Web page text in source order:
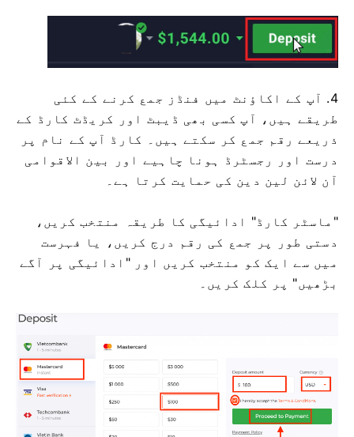
4. آپ کے اکاؤنٹ میں فنڈز جمع کرنے کے کئی
طریقے ہیں، آپ کسی بھی ڈیبٹ اور کریڈٹ کارڈ کے
ذریعے رقم جمع کر سکتے ہیں۔ کارڈ آپ کے نام پر
درست اور رجسٹرڈ ہونا چاہیے اور بین الاقوامی
آن لائن لین دین کی حمایت کرتا ہے۔
"ماسٹر کارڈ" ادائیگی کا طریقہ منتخب کریں،
دستی طور پر جمع کی رقم درج کریں، یا فہرست
میں سے ایک کو منتخب کریں اور "ادائیگی پر آگے
بڑھیں" پر کلک کریں۔